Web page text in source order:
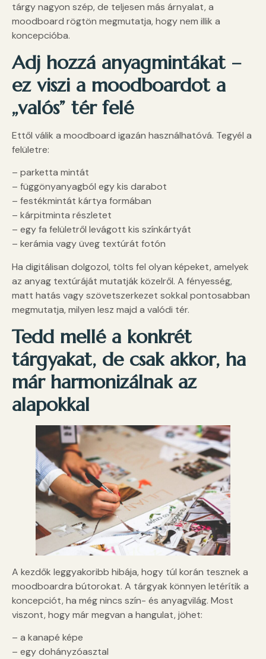
tárgy nagyon szép, de teljesen más árnyalat, a
moodboard rögtön megmutatja, hogy nem illik a
koncepcióba.
Adj hozzá anyagmintákat –
ez viszi a moodboardot a
„valós” tér felé
Ettől válik a moodboard igazán használhatóvá. Tegyél a
felületre:
– parketta mintát
– függönyanyagból egy kis darabot
– festékmintát kártya formában
– kárpitminta részletet
– egy fa felületről levágott kis színkártyát
– kerámia vagy üveg textúrát fotón
Ha digitálisan dolgozol, tölts fel olyan képeket, amelyek
az anyag textúráját mutatják közelről. A fényesség,
matt hatás vagy szövetszerkezet sokkal pontosabban
megmutatja, milyen lesz majd a valódi tér.
Tedd mellé a konkrét
tárgyakat, de csak akkor, ha
már harmonizálnak az
alapokkal
A kezdők leggyakoribb hibája, hogy túl korán tesznek a
moodboardra bútorokat. A tárgyak könnyen letérítik a
koncepciót, ha még nincs szín- és anyagvilág. Most
viszont, hogy már megvan a hangulat, jöhet:
– a kanapé képe
– egy dohányzóasztal